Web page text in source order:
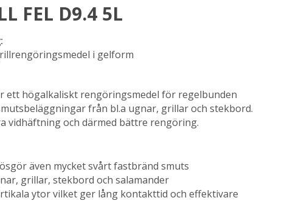
FEL D9.4 5L
i gelform
ett högalkaliskt rengöringsmedel för regelbunden
från bl.a ugnar, grillar och stekbord.
vidhäftning och därmed bättre rengöring.
även mycket svårt fastbränd smuts
grillar, stekbord och salamander
ytor vilket ger lång kontakttid och effektivare